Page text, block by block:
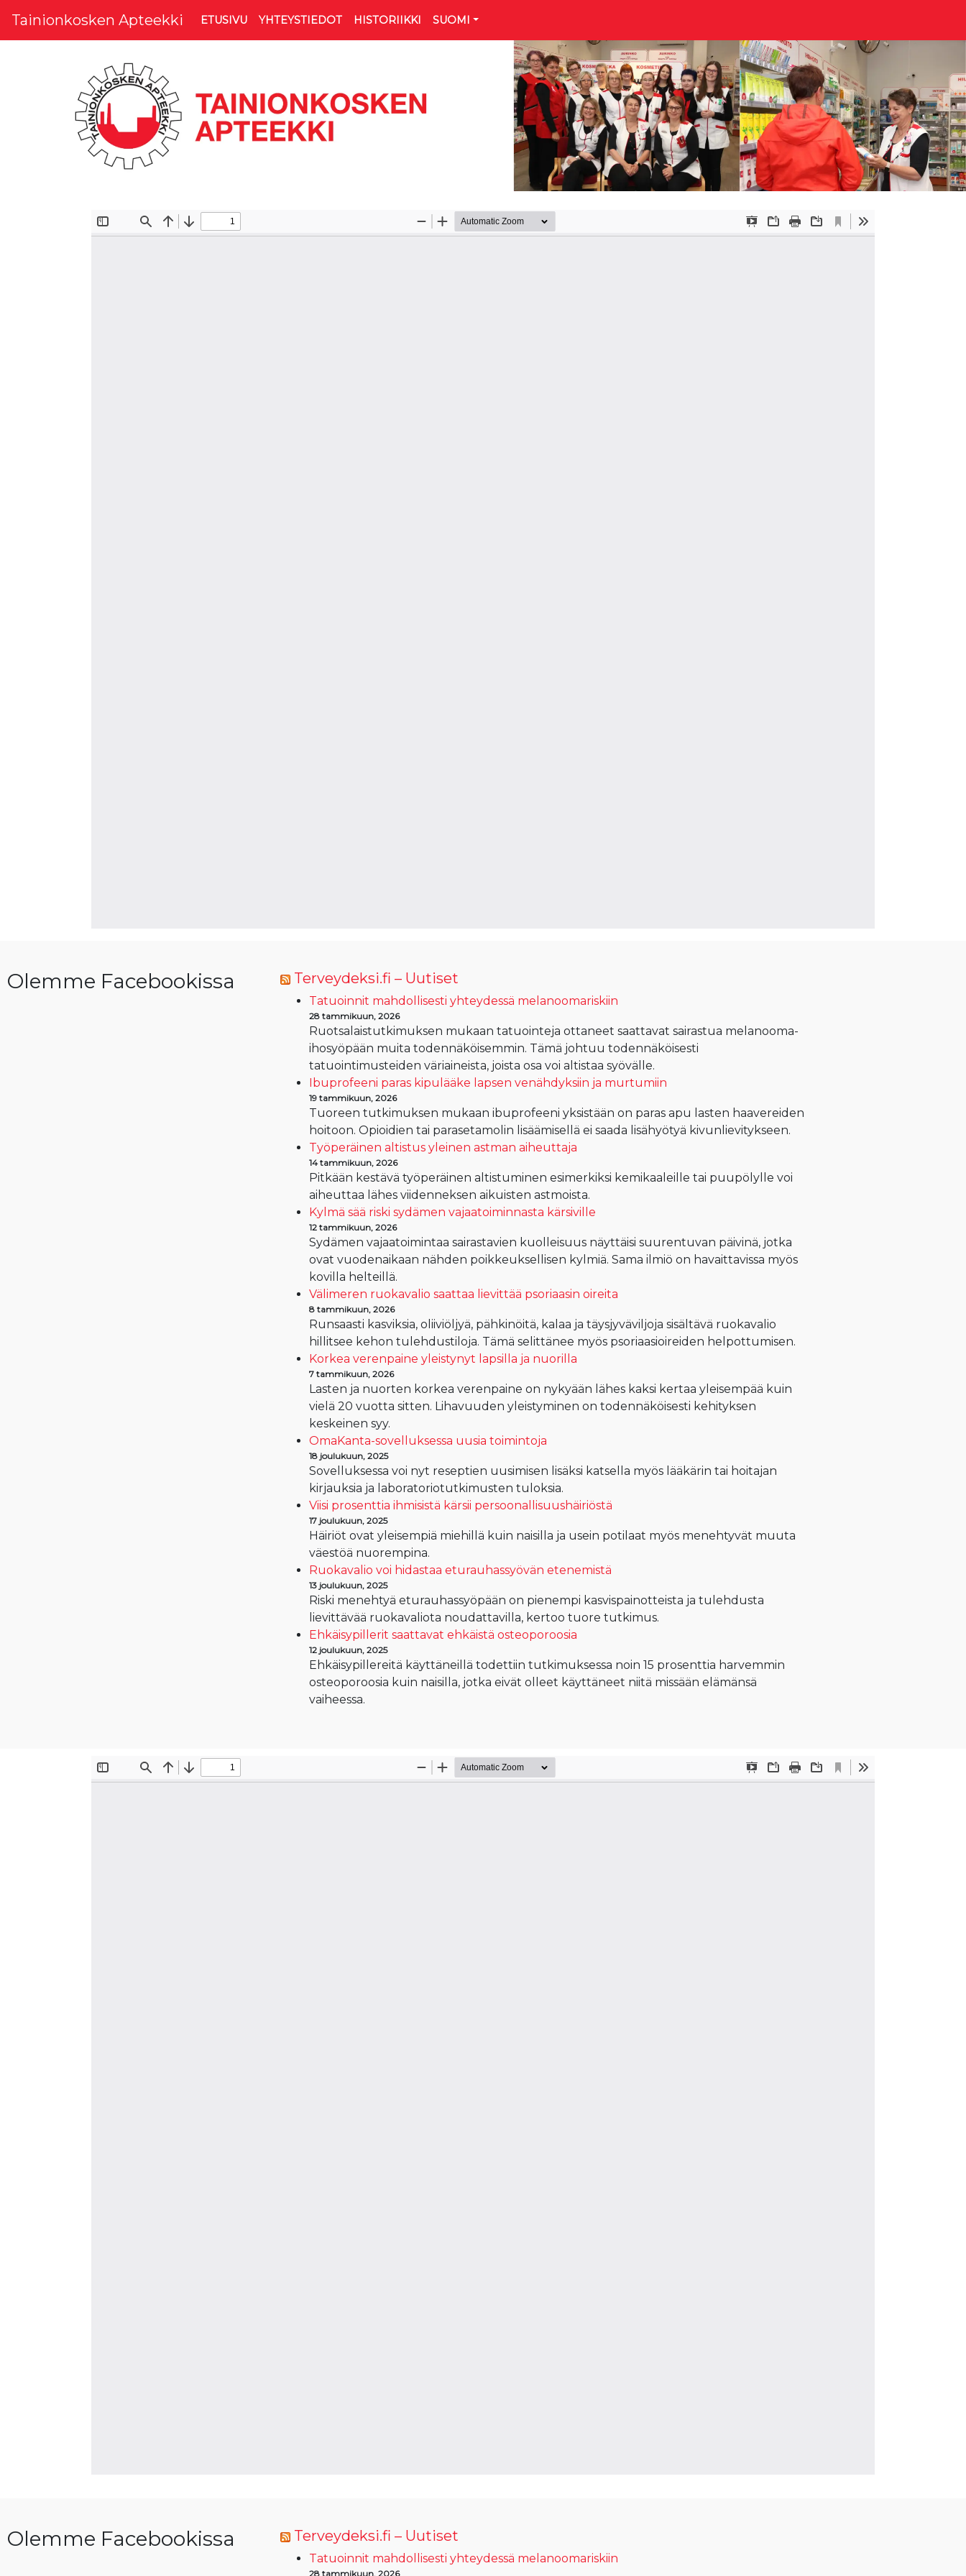
Tainionkosken Apteekki ETUSIVU YHTEYSTIEDOT HISTORIIKKI SUOMI
Olemme Facebookissa Terveydeksi.fi – Uutiset
Tatuoinnit mahdollisesti yhteydessä melanoomariskiin
28 tammikuun, 2026
Ruotsalaistutkimuksen mukaan tatuointeja ottaneet saattavat sairastua melanooma-
ihosyöpään muita todennäköisemmin. Tämä johtuu todennäköisesti
tatuointimusteiden väriaineista, joista osa voi altistaa syövälle.
Ibuprofeeni paras kipulääke lapsen venähdyksiin ja murtumiin
19 tammikuun, 2026
Tuoreen tutkimuksen mukaan ibuprofeeni yksistään on paras apu lasten haavereiden
hoitoon. Opioidien tai parasetamolin lisäämisellä ei saada lisähyötyä kivunlievitykseen.
Työperäinen altistus yleinen astman aiheuttaja
14 tammikuun, 2026
Pitkään kestävä työperäinen altistuminen esimerkiksi kemikaaleille tai puupölylle voi
aiheuttaa lähes viidenneksen aikuisten astmoista.
Kylmä sää riski sydämen vajaatoiminnasta kärsiville
12 tammikuun, 2026
Sydämen vajaatoimintaa sairastavien kuolleisuus näyttäisi suurentuvan päivinä, jotka
ovat vuodenaikaan nähden poikkeuksellisen kylmiä. Sama ilmiö on havaittavissa myös
kovilla helteillä.
Välimeren ruokavalio saattaa lievittää psoriaasin oireita
8 tammikuun, 2026
Runsaasti kasviksia, oliiviöljyä, pähkinöitä, kalaa ja täysjyväviljoja sisältävä ruokavalio
hillitsee kehon tulehdustiloja. Tämä selittänee myös psoriaasioireiden helpottumisen.
Korkea verenpaine yleistynyt lapsilla ja nuorilla
7 tammikuun, 2026
Lasten ja nuorten korkea verenpaine on nykyään lähes kaksi kertaa yleisempää kuin
vielä 20 vuotta sitten. Lihavuuden yleistyminen on todennäköisesti kehityksen
keskeinen syy.
OmaKanta-sovelluksessa uusia toimintoja
18 joulukuun, 2025
Sovelluksessa voi nyt reseptien uusimisen lisäksi katsella myös lääkärin tai hoitajan
kirjauksia ja laboratoriotutkimusten tuloksia.
Viisi prosenttia ihmisistä kärsii persoonallisuushäiriöstä
17 joulukuun, 2025
Häiriöt ovat yleisempiä miehillä kuin naisilla ja usein potilaat myös menehtyvät muuta
väestöä nuorempina.
Ruokavalio voi hidastaa eturauhassyövän etenemistä
13 joulukuun, 2025
Riski menehtyä eturauhassyöpään on pienempi kasvispainotteista ja tulehdusta
lievittävää ruokavaliota noudattavilla, kertoo tuore tutkimus.
Ehkäisypillerit saattavat ehkäistä osteoporoosia
12 joulukuun, 2025
Ehkäisypillereitä käyttäneillä todettiin tutkimuksessa noin 15 prosenttia harvemmin
osteoporoosia kuin naisilla, jotka eivät olleet käyttäneet niitä missään elämänsä
vaiheessa.
Olemme Facebookissa Terveydeksi.fi – Uutiset
Tatuoinnit mahdollisesti yhteydessä melanoomariskiin
28 tammikuun, 2026